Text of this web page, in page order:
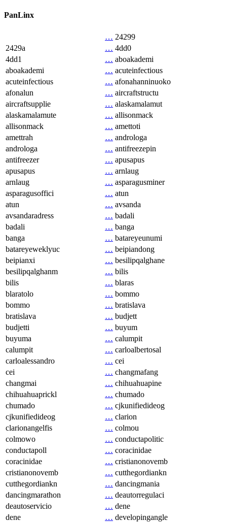
PanLinx
… 24299
2429a
… 4dd0
4dd1
… aboakademi
aboakademi
… acuteinfectious
acuteinfectious
… afonahanninuoko
afonalun
… aircraftstructu
aircraftsupplie
… alaskamalamut
alaskamalamute
… allisonmack
allisonmack
… amettoti
amettrah
… androloga
androloga
… antifreezepin
antifreezer
… apusapus
apusapus
… arnlaug
arnlaug
… asparagusminer
asparagusoffici
… atun
atun
… avsanda
avsandaradress
… badali
badali
… banga
banga
… batareyeunumi
batareyeweklyuc
… beipiandong
beipianxi
… besilipqalghane
besilipqalghanm
… bilis
bilis
… blaras
blaratolo
… bommo
bommo
… bratislava
bratislava
… budjett
budjetti
… buyum
buyuma
… calumpit
calumpit
… carloalbertosal
carloalessandro
… cei
cei
… changmafang
changmai
… chihuahuapine
chihuahuaprickl
… chumado
chumado
… cjkunifiedideog
cjkunifiedideog
… clarion
clarionangelfis
… colmou
colmowo
… conductapolitic
conductapoll
… coracinidae
coracinidae
… cristianonovemb
cristianonovemb
… cutthegordiankn
cutthegordiankn
… dancingmania
dancingmarathon
… deautorregulaci
deautoservicio
… dene
dene
… developingangle